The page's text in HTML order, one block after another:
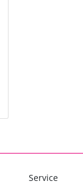
Service